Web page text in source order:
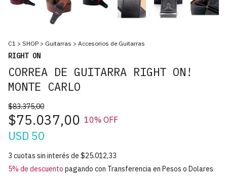
C1 > SHOP > Guitarras > Accesorios de Guitarras
RIGHT ON
CORREA DE GUITARRA RIGHT ON!
MONTE CARLO
$83.375,00
$75.037,00 10% OFF
USD 50
3 cuotas sin interés de $25.012,33
5% de descuento pagando con Transferencia en Pesos o Dolares